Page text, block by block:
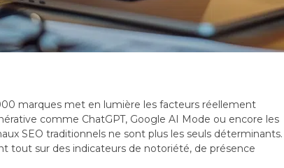
marques met en lumière les facteurs réellement
comme ChatGPT, Google AI Mode ou encore les
SEO traditionnels ne sont plus les seuls déterminants.
tout sur des indicateurs de notoriété, de présence